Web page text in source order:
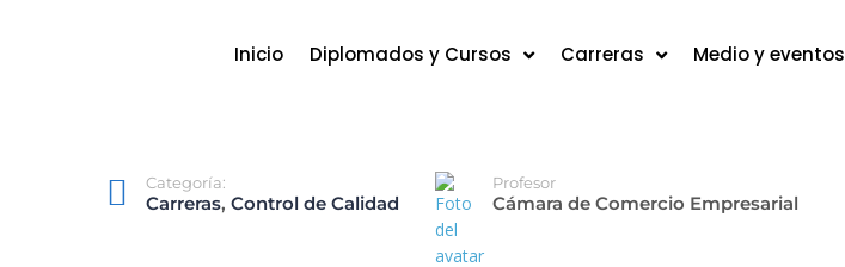
Inicio Diplomados y Cursos Carreras Medio y eventos
Categoría:
Carreras, Control de Calidad
Profesor
Cámara de Comercio Empresarial